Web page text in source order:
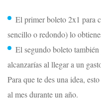
El primer boleto 2x1 para
sencillo o redondo) lo
El segundo boleto
alcanzarías al llegar a un
Para que te des una idea,
al mes durante un año.